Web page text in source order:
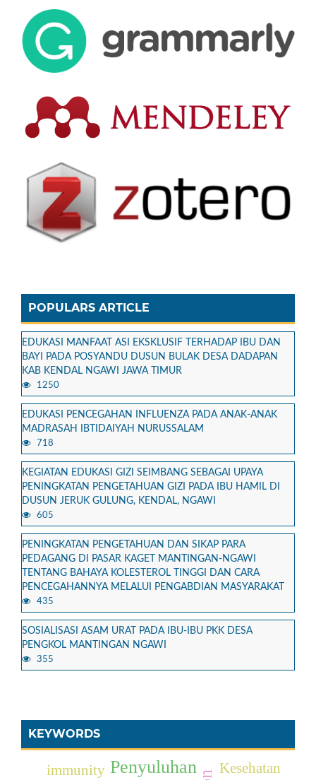
POPULARS ARTICLE
EDUKASI MANFAAT ASI EKSKLUSIF TERHADAP IBU DAN
BAYI PADA POSYANDU DUSUN BULAK DESA DADAPAN
KAB KENDAL NGAWI JAWA TIMUR
1250
EDUKASI PENCEGAHAN INFLUENZA PADA ANAK-ANAK
MADRASAH IBTIDAIYAH NURUSSALAM
718
KEGIATAN EDUKASI GIZI SEIMBANG SEBAGAI UPAYA
PENINGKATAN PENGETAHUAN GIZI PADA IBU HAMIL DI
DUSUN JERUK GULUNG, KENDAL, NGAWI
605
PENINGKATAN PENGETAHUAN DAN SIKAP PARA
PEDAGANG DI PASAR KAGET MANTINGAN-NGAWI
TENTANG BAHAYA KOLESTEROL TINGGI DAN CARA
PENCEGAHANNYA MELALUI PENGABDIAN MASYARAKAT
435
SOSIALISASI ASAM URAT PADA IBU-IBU PKK DESA
PENGKOL MANTINGAN NGAWI
355
KEYWORDS
Penyuluhan
immunity Kesehatan